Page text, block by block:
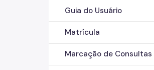
Guia do Usuário
Matrícula
Marcação de Consultas